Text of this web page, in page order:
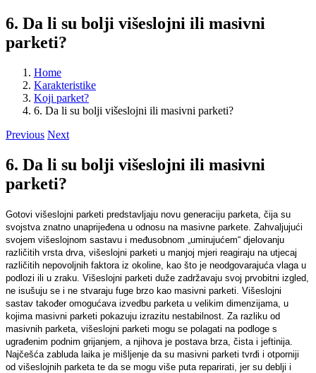
6. Da li su bolji višeslojni ili masivni
parketi?
Home
Karakteristike
Koji parket?
6. Da li su bolji višeslojni ili masivni parketi?
Previous Next
6. Da li su bolji višeslojni ili masivni
parketi?
Gotovi višeslojni parketi predstavljaju novu generaciju parketa, čija su
svojstva znatno unaprijeđena u odnosu na masivne parkete. Zahvaljujući
svojem višeslojnom sastavu i međusobnom „umirujućem“ djelovanju
različitih vrsta drva, višeslojni parketi u manjoj mjeri reagiraju na utjecaj
različitih nepovoljnih faktora iz okoline, kao što je neodgovarajuća vlaga u
podlozi ili u zraku. Višeslojni parketi duže zadržavaju svoj prvobitni izgled,
ne isušuju se i ne stvaraju fuge brzo kao masivni parketi. Višeslojni
sastav također omogućava izvedbu parketa u velikim dimenzijama, u
kojima masivni parketi pokazuju izrazitu nestabilnost. Za razliku od
masivnih parketa, višeslojni parketi mogu se polagati na podloge s
ugrađenim podnim grijanjem, a njihova je postava brza, čista i jeftinija.
Najčešća zabluda laika je mišljenje da su masivni parketi tvrđi i otporniji
od višeslojnih parketa te da se mogu više puta reparirati, jer su deblji i